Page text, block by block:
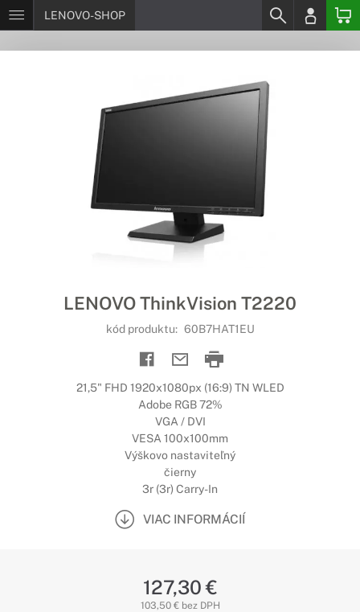
LENOVO-SHOP
LENOVO ThinkVision T2220
kód produktu: 60B7HAT1EU
21,5" FHD 1920x1080px (16:9) TN WLED
Adobe RGB 72%
VGA / DVI
VESA 100x100mm
Výškovo nastaviteľný
čierny
3r (3r) Carry-In
VIAC INFORMÁCIÍ
127,30 €
103,50 € bez DPH